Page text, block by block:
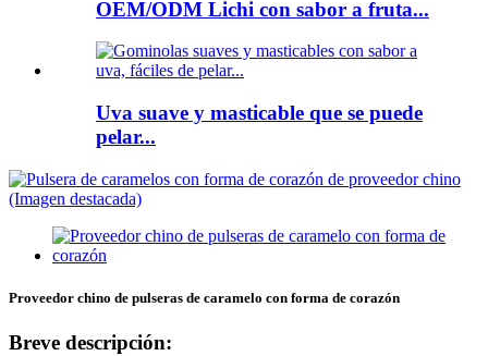
OEM/ODM Lichi con sabor a fruta...
Uva suave y masticable que se puede
pelar...
Proveedor chino de pulseras de caramelo con forma de corazón
Breve descripción: